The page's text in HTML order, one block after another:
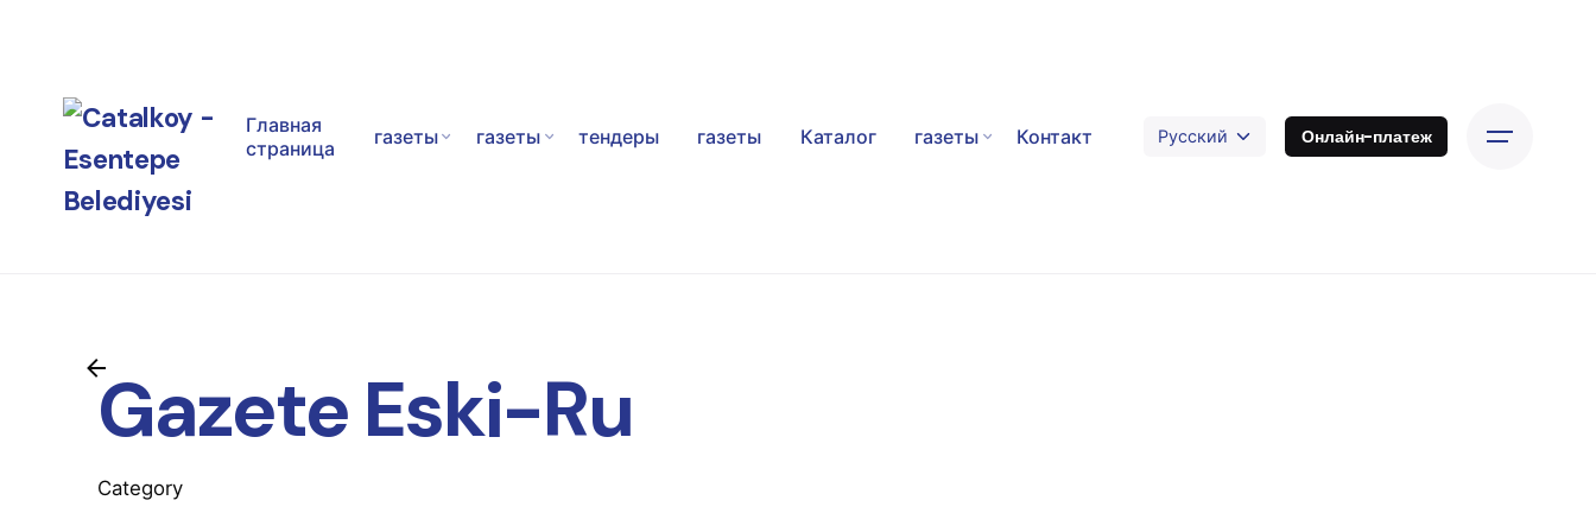
Главная
страница
газеты газеты тендеры газеты Каталог газеты Контакт Онлайн-платеж
Gazete Eski-Ru
Category